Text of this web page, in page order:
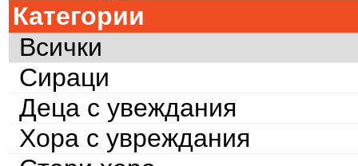
Категории
Всички
Сираци
Деца с увеждания
Хора с увреждания